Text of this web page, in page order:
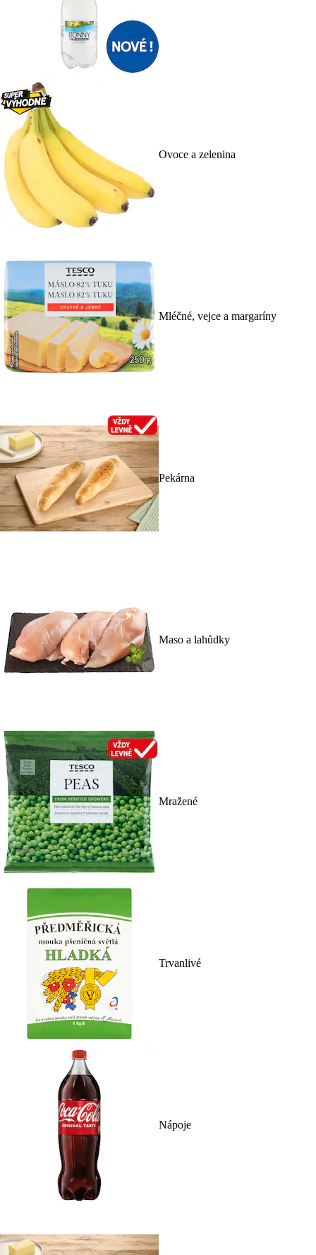
Ovoce a zelenina
Mléčné, vejce a margaríny
Pekárna
Maso a lahůdky
Mražené
Trvanlivé
Nápoje